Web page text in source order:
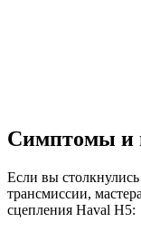
Симптомы и
Если вы
трансмиссии,
сцепления Haval H5: